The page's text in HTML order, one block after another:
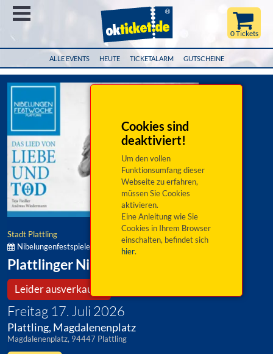
ALLE EVENTS HEUTE TICKETALARM GUTSCHEINE
0 Tickets
Cookies sind
deaktiviert!
Um den vollen
Funktionsumfang dieser
Webseite zu erfahren,
müssen Sie Cookies
aktivieren.
Eine Anleitung wie Sie
Cookies in Ihrem Browser
einschalten, befindet sich
hier.
Stadt Plattling
Nibelungenfestspiele 2026:
Plattlinger Nibelungenfestspiele 2026
Leider ausverkauft!
Freitag 17. Juli 2026
Plattling, Magdalenenplatz
Magdalenenplatz, 94447 Plattling